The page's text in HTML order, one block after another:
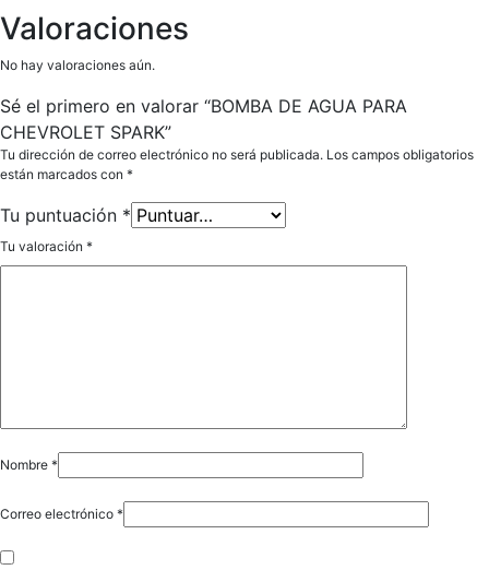
Valoraciones
No hay valoraciones aún.
Sé el primero en valorar “BOMBA DE AGUA PARA
CHEVROLET SPARK”
Tu dirección de correo electrónico no será publicada. Los campos obligatorios
están marcados con *
Tu puntuación *
Tu valoración *
Nombre *
Correo electrónico *